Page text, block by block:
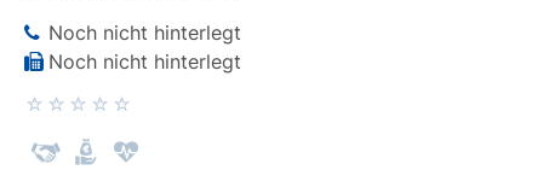
Noch nicht hinterlegt
Noch nicht hinterlegt